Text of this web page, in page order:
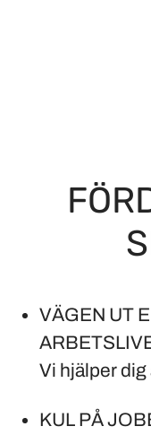
VÄGEN UT
Vi hjälper dig
KUL PÅ